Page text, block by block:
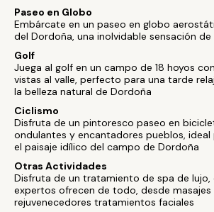
Paseo en Globo
Embárcate en un paseo en globo
del Dordoña, una inolvidable sensación
Golf
Juega al golf en un campo de 18 hoyos
vistas al valle, perfecto para una tarde
la belleza natural de Dordoña
Ciclismo
Disfruta de un pintoresco paseo en
ondulantes y encantadores pueblos,
el paisaje idílico del campo de Dordoña
Otras Actividades
Disfruta de un tratamiento de spa de
expertos ofrecen de todo, desde masajes
rejuvenecedores tratamientos faciales